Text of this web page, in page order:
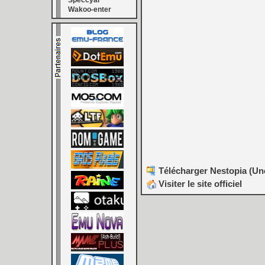
Wakoo-enter
Télécharger Nestopia
Visiter le site officiel